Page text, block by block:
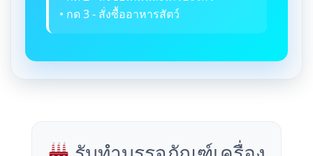
• กด 3 - สั่งซื้ออาหารสัตว์